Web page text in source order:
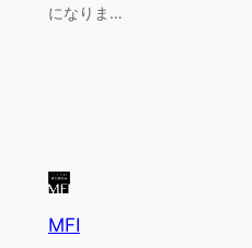
になりま…
MFI